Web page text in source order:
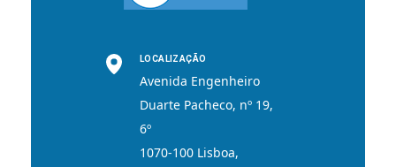
LOCALIZAÇÃO
Avenida Engenheiro
Duarte Pacheco, nº 19,
6º
1070-100 Lisboa,